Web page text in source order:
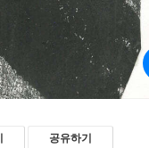
공유하기